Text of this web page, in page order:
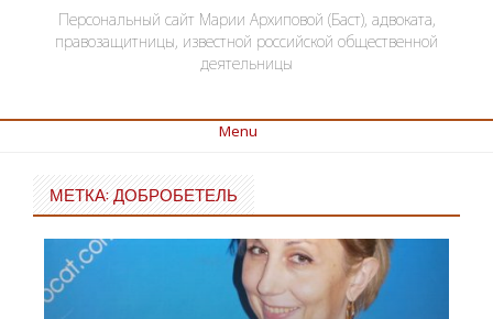
Персональный сайт Марии Архиповой (Баст), адвоката,
правозащитницы, известной российской общественной
деятельницы
Menu
SKIP TO CONTENT
МЕТКА: ДОБРОБЕТЕЛЬ